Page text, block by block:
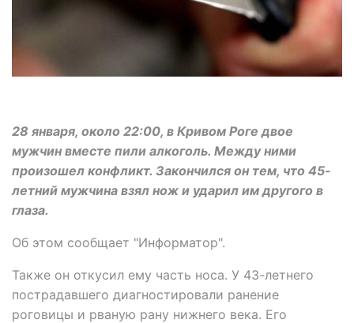
28 января, около 22:00, в Кривом Роге двое
мужчин вместе пили алкоголь. Между ними
произошел конфликт. Закончился он тем, что 45-
летний мужчина взял нож и ударил им другого в
глаза.
Об этом сообщает "Информатор".
Также он откусил ему часть носа. У 43-летнего
пострадавшего диагностировали ранение
роговицы и рваную рану нижнего века. Его